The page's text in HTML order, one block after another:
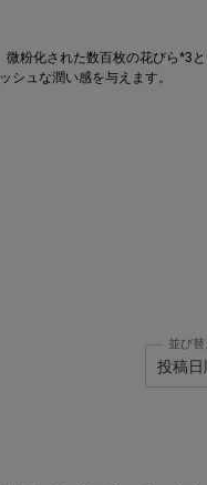
粉化された数百枚の花びら*3
ュな潤い感を与えます。
並び替